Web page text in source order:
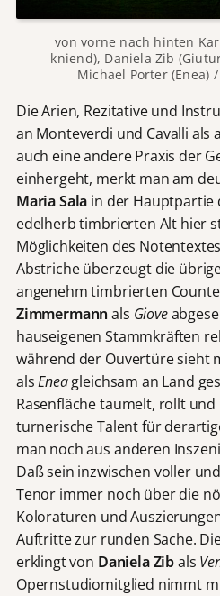
von vorne nach hinten
kniend), Daniela Zib
Michael Porter (Enea)
Die Arien, Rezitative und
an Monteverdi und Cavalli als
auch eine andere Praxis der
einhergeht, merkt man am
Maria Sala in der
edelherb timbrierten Alt hier
Möglichkeiten des
Abstriche überzeugt die
angenehm timbrierten
Zimmermannals Giove
hauseigenen Stammkräften
während der Ouvertüre sieht
alsEneagleichsam an Land
Rasenfläche taumelt, rollt
turnerische Talent für
man noch aus anderen
Daß sein inzwischen voller
Tenor immer noch über die
Koloraturen und
Auftritte zur runden Sache.
erklingt von Daniela Zibals
Opernstudiomitglied nimmt